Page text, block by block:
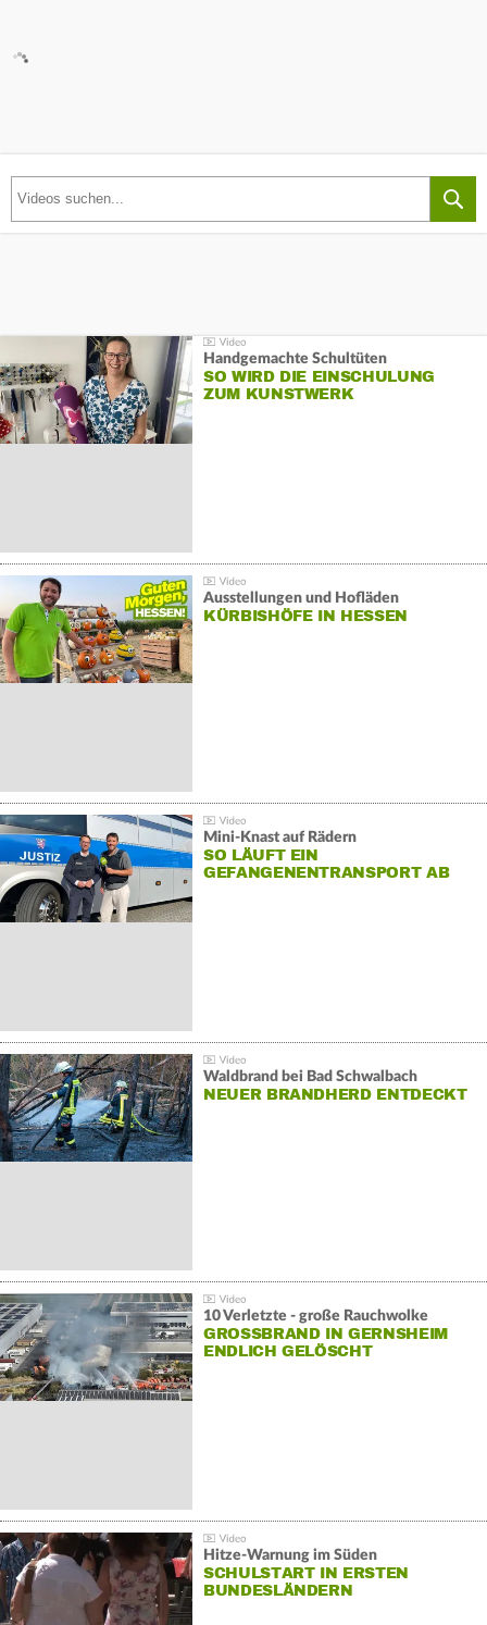
Handgemachte Schultüten
SO WIRD DIE EINSCHULUNG
ZUM KUNSTWERK
Ausstellungen und Hofläden
KÜRBISHÖFE IN HESSEN
Mini-Knast auf Rädern
SO LÄUFT EIN
GEFANGENENTRANSPORT AB
Waldbrand bei Bad Schwalbach
NEUER BRANDHERD ENTDECKT
10 Verletzte - große Rauchwolke
GROSSBRAND IN GERNSHEIM E
NDLICH GELÖSCHT
Hitze-Warnung im Süden
SCHULSTART IN ERSTEN
BUNDESLÄNDERN